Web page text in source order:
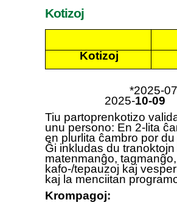
Kotizoj
Kotizoj
*2025-07-
2025-10-09
Tiu partoprenkotizo
unu persono: En 2-lita
en plurlita ĉambro por
Ĝi inkludas du tranoktojn
matenmanĝo, tagmanĝo,
kafo-/tepauzoj kaj
kaj la menciitan
Krompagoj: